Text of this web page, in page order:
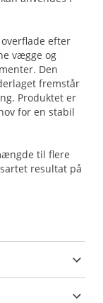
efter
vægge og
Den
fremstår
Produktet er
for en stabil
til flere
resultat på